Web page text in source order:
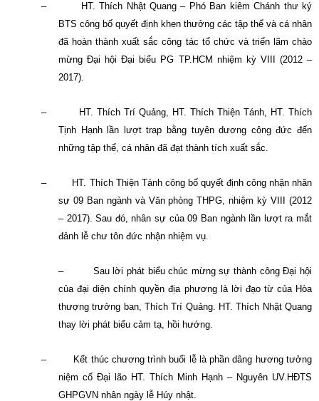
–
HT. Thích Nhật Quang – Phó Ban kiêm Chánh thư ký
BTS công bố quyết định khen thưởng các tập thể và cá nhân
đã hoàn thành xuất sắc công tác tổ chức và triển lãm chào
mừng Đại hội Đại biểu PG TP.HCM nhiệm kỳ VIII (2012 –
2017).
–
HT. Thích Trí Quảng, HT. Thích Thiện Tánh, HT. Thích
Tịnh Hạnh lần lượt trap bằng tuyên dương công đức đến
những tập thể, cá nhân đã đạt thành tích xuất sắc.
–
HT. Thích Thiện Tánh công bố quyết định công nhận nhân
sự 09 Ban ngành và Văn phòng THPG, nhiệm kỳ VIII (2012
– 2017). Sau đó, nhân sự của 09 Ban ngành lần lượt ra mắt
đảnh lễ chư tôn đức nhận nhiệm vụ.
– Sau lời phát biểu chúc mừng sự thành công Đại hội
của đại diện chính quyền địa phương là lời đạo từ của Hòa
thượng trưởng ban, Thích Trí Quảng. HT. Thích Nhật Quang
thay lời phát biểu cảm tạ, hồi hướng.
–
Kết thúc chương trình buổi lễ là phần dâng hương tưởng
niệm cố Đại lão HT. Thích Minh Hạnh – Nguyên UV.HĐTS
GHPGVN nhân ngày lễ Húy nhật.